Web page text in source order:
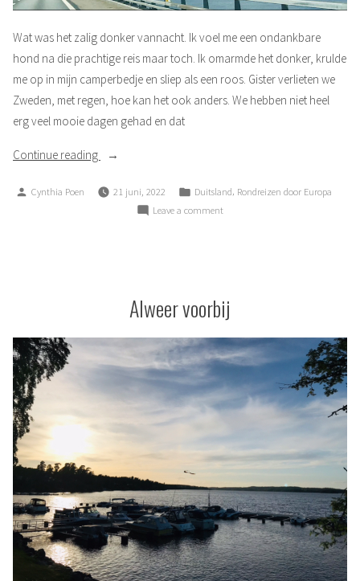
Wat was het zalig donker vannacht. Ik voel me een ondankbare
hond na die prachtige reis maar toch. Ik omarmde het donker, krulde
me op in mijn camperbedje en sliep als een roos. Gister verlieten we
Zweden, met regen, hoe kan het ook anders. We hebben niet heel
erg veel mooie dagen gehad en dat
Continue reading
“Dwaze
Posted
Cynthia Poen 21 juni, 2022
Posted
in
Duitsland, Rondreizen door Europa
Leave a commenton
Alweer voorbij